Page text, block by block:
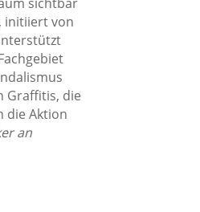
initiiert von
Graffitis, die
die Aktion
an